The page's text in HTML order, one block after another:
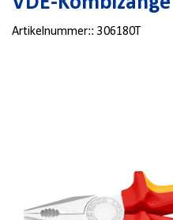
Jetzt registrieren
Artikelnummer:: 306180T